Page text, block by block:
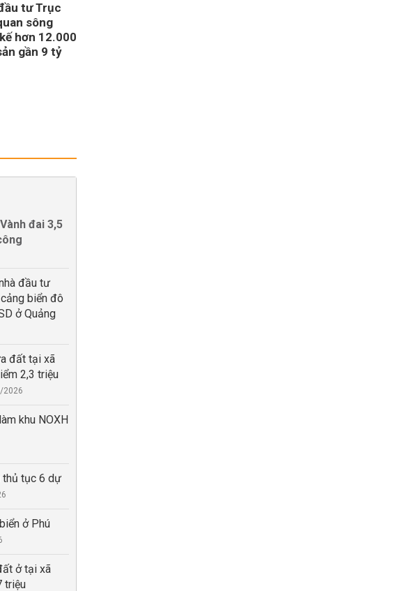
tư Trục
sông
hơn 12.000
gần 9 tỷ
đai 3,5
đầu tư
biển đô
ở Quảng
đất tại xã
2,3 triệu
2026
khu NOXH
thủ tục 6 dự
ở Phú
ở tại xã
triệu